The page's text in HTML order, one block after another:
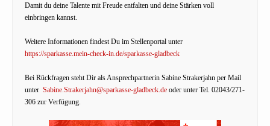
Damit du deine Talente mit Freude entfalten und deine Stärken voll
einbringen kannst.
Weitere Informationen findest Du im Stellenportal unter
https://sparkasse.mein-check-in.de/sparkasse-gladbeck
Bei Rückfragen steht Dir als Ansprechpartnerin Sabine Strakerjahn per Mail
unter Sabine.Strakerjahn@sparkasse-gladbeck.de oder unter Tel. 02043/271-
306 zur Verfügung.